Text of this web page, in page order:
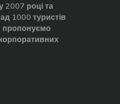
2007 році та
1000 туристів
пропонуємо